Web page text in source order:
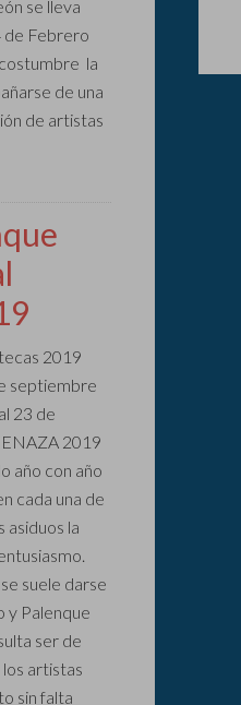
se lleva
de Febrero
la
de una
de artistas
2019
septiembre
23 de
2019
año con año
cada una de
asiduos la
suele darse
y Palenque
ser de
artistas
sin falta